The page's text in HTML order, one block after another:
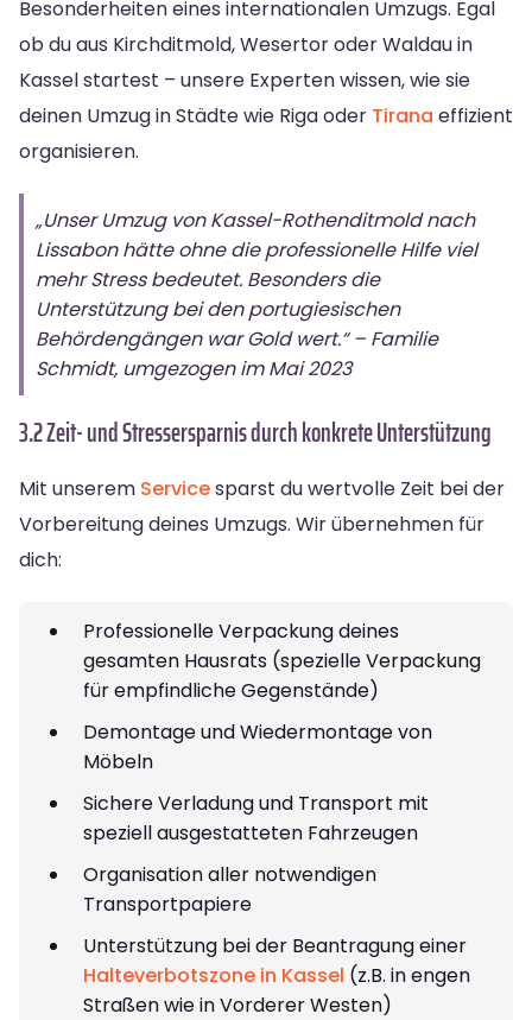
Besonderheiten eines internationalen Umzugs. Egal
ob du aus Kirchditmold, Wesertor oder Waldau in
Kassel startest – unsere Experten wissen, wie sie
deinen Umzug in Städte wie Riga oder Tirana effizient
organisieren.
„Unser Umzug von Kassel-Rothenditmold nach
Lissabon hätte ohne die professionelle Hilfe viel
mehr Stress bedeutet. Besonders die
Unterstützung bei den portugiesischen
Behördengängen war Gold wert.“ – Familie
Schmidt, umgezogen im Mai 2023
3.2 Zeit- und Stressersparnis durch konkrete Unterstützung
Mit unserem Servicesparst du wertvolle Zeit bei der
Vorbereitung deines Umzugs. Wir übernehmen für
dich:
Professionelle Verpackung deines
gesamten Hausrats (spezielle Verpackung
für empfindliche Gegenstände)
Demontage und Wiedermontage von
Möbeln
Sichere Verladung und Transport mit
speziell ausgestatteten Fahrzeugen
Organisation aller notwendigen
Transportpapiere
Unterstützung bei der Beantragung einer
Halteverbotszone in Kassel (z.B. in engen
Straßen wie in Vorderer Westen)